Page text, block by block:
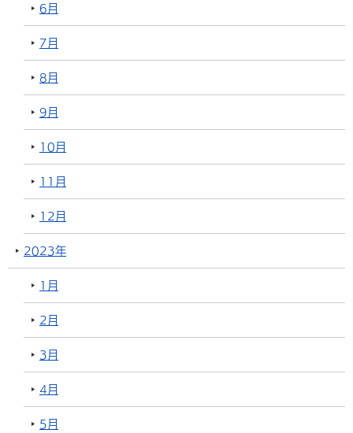
6月
7月
8月
9月
10月
11月
12月
2023年
1月
2月
3月
4月
5月